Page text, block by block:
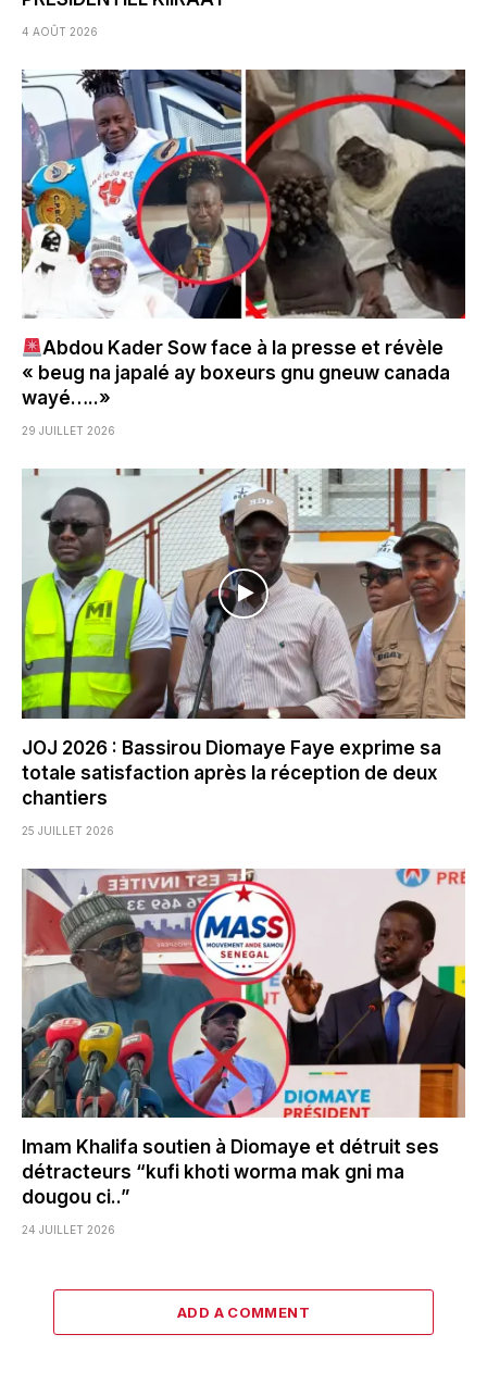
4 AOÛT 2026
Abdou Kader Sow face à la presse et révèle
« beug na japalé ay boxeurs gnu gneuw canada
wayé…..»
29 JUILLET 2026
JOJ 2026 : Bassirou Diomaye Faye exprime sa
totale satisfaction après la réception de deux
chantiers
25 JUILLET 2026
Imam Khalifa soutien à Diomaye et détruit ses
détracteurs “kufi khoti worma mak gni ma
dougou ci..”
24 JUILLET 2026
ADD A COMMENT